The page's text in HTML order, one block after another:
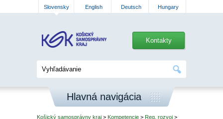
Slovensky English Deutsch Hungary
Kontakty
Hlavná navigácia
Košický samosprávny kraj > Kompetencie > Reg. rozvoj >